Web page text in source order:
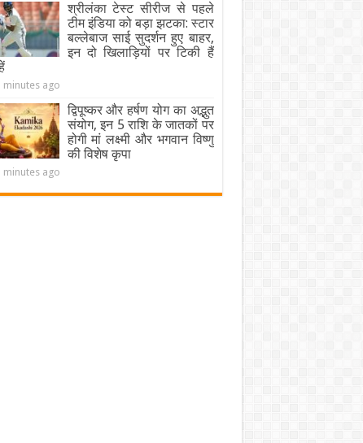
श्रीलंका टेस्ट सीरीज से पहले
टीम इंडिया को बड़ा झटका: स्टार
बल्लेबाज साई सुदर्शन हुए बाहर,
इन दो खिलाड़ियों पर टिकी हैं
minutes ago
द्विपूष्कर और हर्षण योग का अद्भुत
संयोग, इन 5 राशि के जातकों पर
होगी मां लक्ष्मी और भगवान विष्णु
की विशेष कृपा
minutes ago